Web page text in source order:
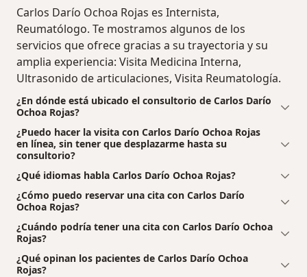
Carlos Darío Ochoa Rojas es Internista,
Reumatólogo. Te mostramos algunos de los
servicios que ofrece gracias a su trayectoria y su
amplia experiencia: Visita Medicina Interna,
Ultrasonido de articulaciones, Visita Reumatología.
¿En dónde está ubicado el consultorio de Carlos Darío
Ochoa Rojas?
¿Puedo hacer la visita con Carlos Darío Ochoa Rojas
en línea, sin tener que desplazarme hasta su
consultorio?
¿Qué idiomas habla Carlos Darío Ochoa Rojas?
¿Cómo puedo reservar una cita con Carlos Darío
Ochoa Rojas?
¿Cuándo podría tener una cita con Carlos Darío Ochoa
Rojas?
¿Qué opinan los pacientes de Carlos Darío Ochoa
Rojas?